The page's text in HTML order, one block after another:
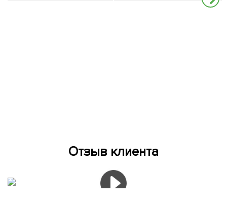
Отзыв клиента